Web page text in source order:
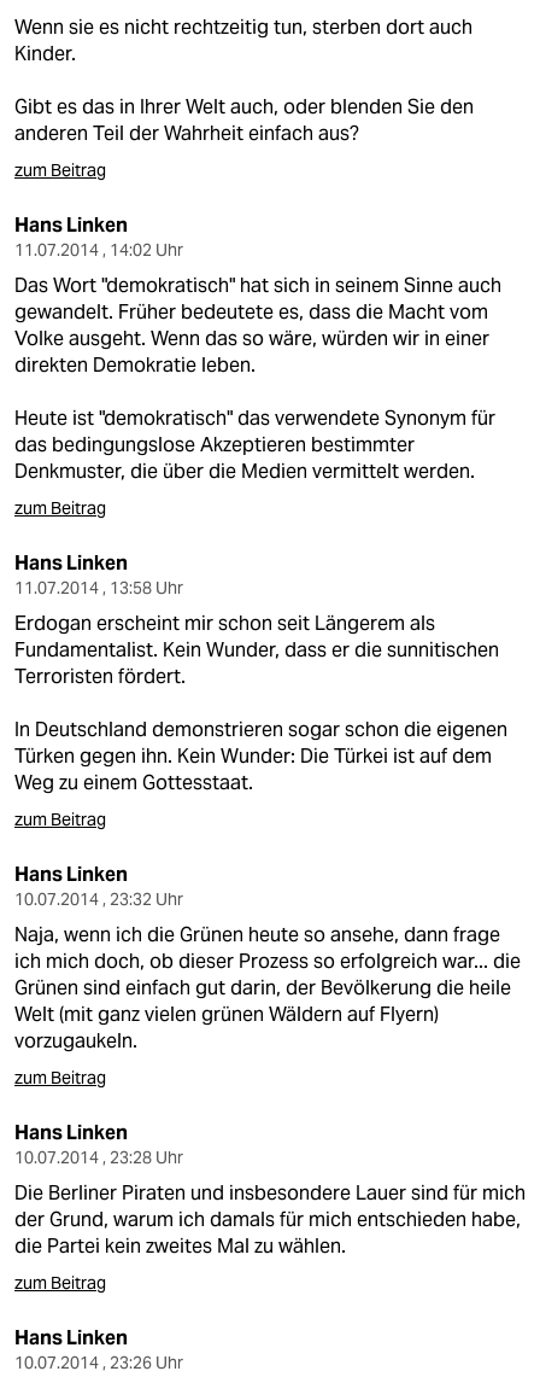
Wenn sie es nicht rechtzeitig tun, sterben dort auch
Kinder.
Gibt es das in Ihrer Welt auch, oder blenden Sie den
anderen Teil der Wahrheit einfach aus?
zum Beitrag
Hans Linken
11.07.2014 , 14:02 Uhr
Das Wort "demokratisch" hat sich in seinem Sinne auch
gewandelt. Früher bedeutete es, dass die Macht vom
Volke ausgeht. Wenn das so wäre, würden wir in einer
direkten Demokratie leben.
Heute ist "demokratisch" das verwendete Synonym für
das bedingungslose Akzeptieren bestimmter
Denkmuster, die über die Medien vermittelt werden.
zum Beitrag
Hans Linken
11.07.2014 , 13:58 Uhr
Erdogan erscheint mir schon seit Längerem als
Fundamentalist. Kein Wunder, dass er die sunnitischen
Terroristen fördert.
In Deutschland demonstrieren sogar schon die eigenen
Türken gegen ihn. Kein Wunder: Die Türkei ist auf dem
Weg zu einem Gottesstaat.
zum Beitrag
Hans Linken
10.07.2014 , 23:32 Uhr
Naja, wenn ich die Grünen heute so ansehe, dann frage
ich mich doch, ob dieser Prozess so erfolgreich war... die
Grünen sind einfach gut darin, der Bevölkerung die heile
Welt (mit ganz vielen grünen Wäldern auf Flyern)
vorzugaukeln.
zum Beitrag
Hans Linken
10.07.2014 , 23:28 Uhr
Die Berliner Piraten und insbesondere Lauer sind für mich
der Grund, warum ich damals für mich entschieden habe,
die Partei kein zweites Mal zu wählen.
zum Beitrag
Hans Linken
10.07.2014 , 23:26 Uhr